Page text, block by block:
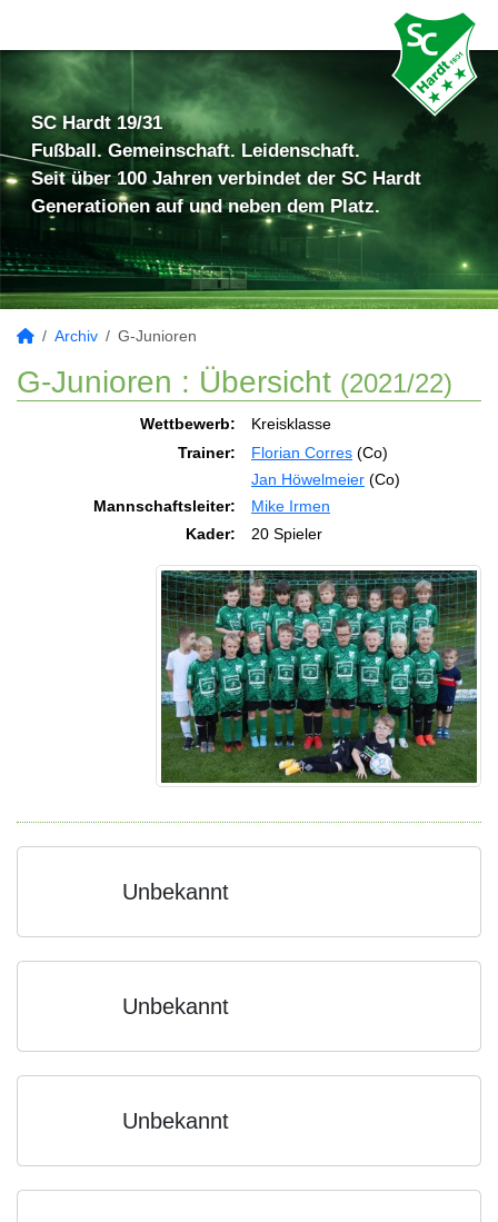
SC Hardt 19/31
Fußball. Gemeinschaft. Leidenschaft.
Seit über 100 Jahren verbindet der SC Hardt
Generationen auf und neben dem Platz.
Archiv G-Junioren
G-Junioren : Übersicht (2021/22)
Wettbewerb:
Kreisklasse
Trainer:
Florian Corres (Co)
Jan Höwelmeier (Co)
Mannschaftsleiter:
Mike Irmen
Kader:
20 Spieler
Unbekannt
Unbekannt
Unbekannt